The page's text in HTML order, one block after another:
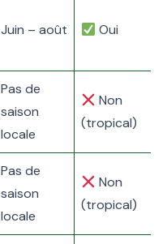
Juin – août Oui
Pas de
saison
locale
Non
(tropical)
Pas de
saison
locale
Non
(tropical)